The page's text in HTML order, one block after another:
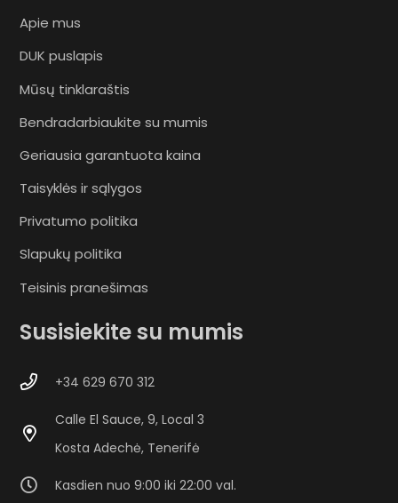
Apie mus
DUK puslapis
Mūsų tinklaraštis
Bendradarbiaukite su mumis
Geriausia garantuota kaina
Taisyklės ir sąlygos
Privatumo politika
Slapukų politika
Teisinis pranešimas
Susisiekite su mumis
+34 629 670 312
Calle El Sauce, 9, Local 3
Kosta Adechė, Tenerifė
Kasdien nuo 9:00 iki 22:00 val.